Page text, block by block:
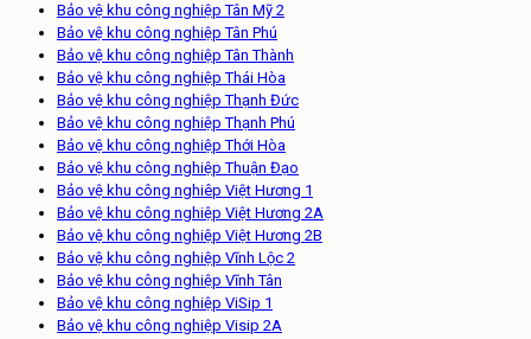
Bảo vệ khu công nghiệp Tân Mỹ 2
Bảo vệ khu công nghiệp Tân Phú
Bảo vệ khu công nghiệp Tân Thành
Bảo vệ khu công nghiệp Thái Hòa
Bảo vệ khu công nghiệp Thạnh Đức
Bảo vệ khu công nghiệp Thạnh Phú
Bảo vệ khu công nghiệp Thới Hòa
Bảo vệ khu công nghiệp Thuận Đạo
Bảo vệ khu công nghiêp Việt Hương 1
Bảo vệ khu công nghiệp Việt Hương 2A
Bảo vệ khu công nghiệp Việt Hương 2B
Bảo vệ khu công nghiệp Vĩnh Lộc 2
Bảo vệ khu công nghiệp Vĩnh Tân
Bảo vệ khu công nghiệp ViSip 1
Bảo vệ khu công nghiệp Visip 2A